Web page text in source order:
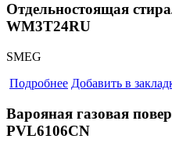
Отдельностоящая
WM3T24RU
SMEG
Подробнее Добавить в
Варояная газовая
PVL6106CN